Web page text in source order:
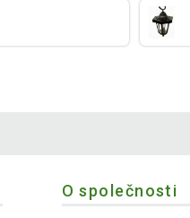
O společnosti